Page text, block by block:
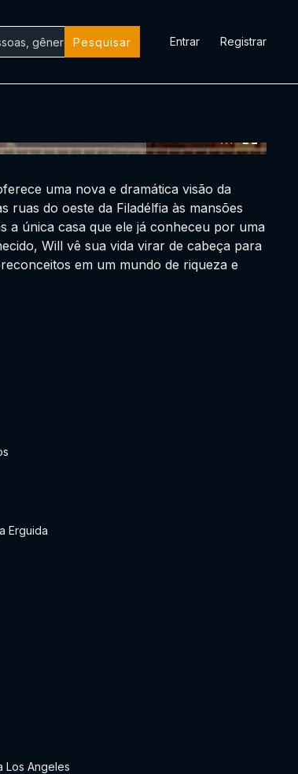
Pesquisar Entrar Registrar
uma nova e dramática visão da
ruas do oeste da Filadélfia às mansões
a única casa que ele já conheceu por uma
Will vê sua vida virar de cabeça para
em um mundo de riqueza e
Erguida
Los Angeles